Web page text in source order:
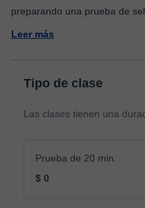
preparando una prueba de
Leer más
Tipo de clase
Las clases tienen una
Prueba de 20 min.
$ 0